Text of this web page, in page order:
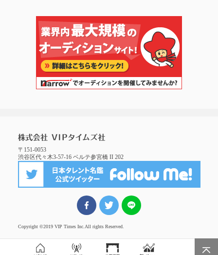
Page Top
〒151-0053
渋谷区代々木3-57-16 ベルテ参宮橋 II 202
FBでシェアツイート
Copyright ©2019 VIP Times Inc. All rights Reserved.